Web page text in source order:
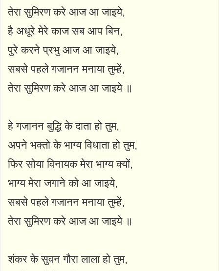
तेरा सुमिरण करे आज आ जाइये,
है अधूरे मेरे काज सब आप बिन,
पुरे करने प्रभु आज आ जाइये,
सबसे पहले गजानन मनाया तुम्हें,
तेरा सुमिरण करे आज आ जाइये ॥
हे गजानन बुद्धि के दाता हो तुम,
अपने भक्तो के भाग्य विधाता हो तुम,
फिर सोया विनायक मेरा भाग्य क्यों,
भाग्य मेरा जगाने को आ जाइये,
सबसे पहले गजानन मनाया तुम्हें,
तेरा सुमिरण करे आज आ जाइये ॥
शंकर के सुवन गौरा लाला हो तुम,